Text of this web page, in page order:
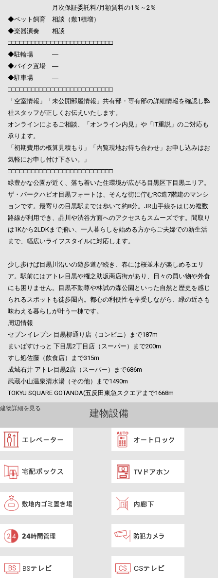
月次保証委託料/月額賃料の1％～2％
◆ペット飼育 相談（敷1積増）
◆楽器演奏 相談
□□□□□□□□□□□□□□□□□□□□□□□□□□□
◆駐輪場 ―
◆バイク置場 ―
◆駐車場 ―
□□□□□□□□□□□□□□□□□□□□□□□□□□□
「空室情報」「未公開部屋情報」共有部・専有部の詳細情報を確認し弊
社スタッフが正しくお伝えいたします。
オンラインによるご相談、「オンライン内見」や「IT重説」のご対応も
承ります。
「初期費用の概算見積もり」「内覧現地お待ち合わせ」お申し込みはお
気軽にお申し付け下さい。」
□□□□□□□□□□□□□□□□□□□□□□□□□□□
緑豊かな公園が近く、落ち着いた住環境が広がる目黒区下目黒エリア。
ザ・パークハビオ目黒フォートは、そんな街に佇むRC造7階建のマンシ
ョンです。最寄りの目黒駅までは歩いて約8分。JR山手線をはじめ複数
路線が利用でき、品川や渋谷方面へのアクセスもスムーズです。間取り
は1Kから2LDKまで揃い、一人暮らしを始める方からご夫婦での新生活
まで、幅広いライフスタイルに対応します。
少し歩けば目黒川沿いの遊歩道が続き、春には桜並木が楽しめるエリ
ア。駅前にはアトレ目黒や権之助坂商店街があり、日々の買い物や外食
にも困りません。目黒不動尊や林試の森公園といった自然と歴史を感じ
られるスポットも徒歩圏内。都心の利便性を享受しながら、緑の近さも
味わえる暮らしが叶う一棟です。
周辺情報
セブンイレブン 目黒柳通り店（コンビニ）まで187m
まいばすけっと 下目黒2丁目店（スーパー）まで200m
すし処佐藤（飲食店）まで315m
成城石井 アトレ目黒2店（スーパー）まで686m
武蔵小山温泉清水湯（その他）まで1490m
TOKYU SQUARE GOTANDA(五反田東急スクエアまで1668m
建物設備
建物詳細を見る